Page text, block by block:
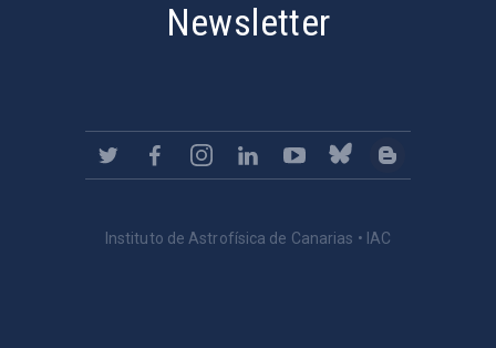
Newsletter
Instituto de Astrofísica de Canarias • IAC